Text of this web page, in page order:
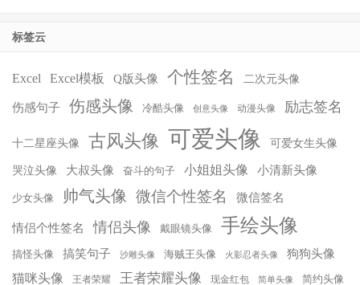
标签云
Excel Excel模板 Q版头像 个性签名 二次元头像
伤感句子 伤感头像 冷酷头像 创意头像 动漫头像 励志签名
十二星座头像 古风头像 可爱头像 可爱女生头像
哭泣头像 大叔头像 奋斗的句子 小姐姐头像 小清新头像
少女头像 帅气头像 微信个性签名 微信签名
情侣个性签名 情侣头像 戴眼镜头像 手绘头像
搞怪头像 搞笑句子 沙雕头像 海贼王头像 火影忍者头像 狗狗头像
猫咪头像 王者荣耀 王者荣耀头像 现金红包 简单头像 简约头像